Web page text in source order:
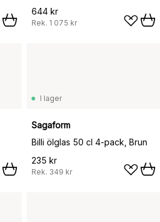
644 kr
Rek. 1 075 kr
I lager
Sagaform
Billi ölglas 50 cl 4-pack, Brun
235 kr
Rek. 349 kr